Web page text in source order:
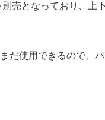
売となっており、上
使用できるので、パ